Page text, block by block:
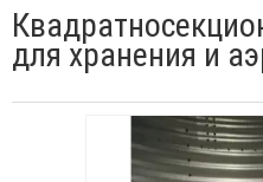
для хранения и